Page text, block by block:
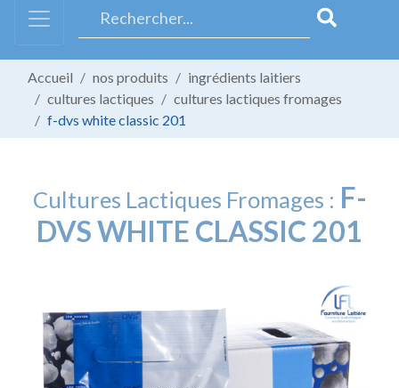
Accueil nos produits
ingrédients laitiers
cultures lactiques
cultures lactiques fromages
f-dvs white classic 201
Cultures Lactiques Fromages : F-
DVS WHITE CLASSIC 201